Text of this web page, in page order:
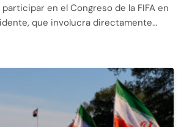
en el Congreso de la FIFA en
que involucra directamente…